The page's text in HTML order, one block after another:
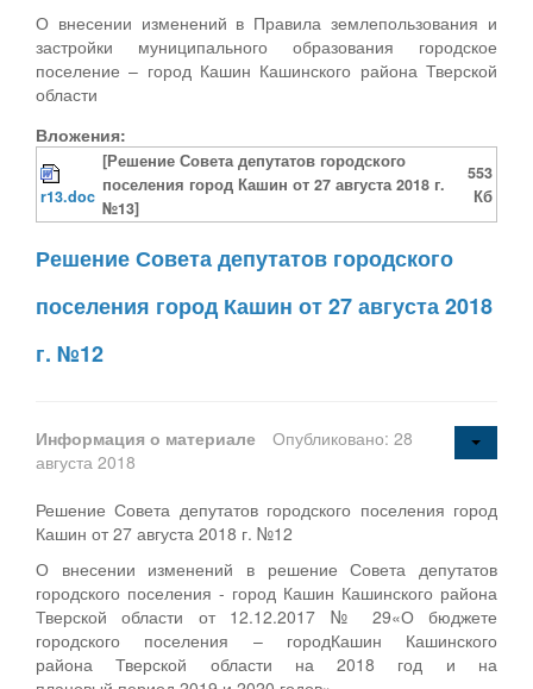
О внесении изменений в Правила землепользования и
застройки муниципального образования городское
поселение – город Кашин Кашинского района Тверской
области
Вложения:
r13.doc
[Решение Совета депутатов городского
поселения город Кашин от 27 августа 2018 г.
№13]
553
Кб
Решение Совета депутатов городского
поселения город Кашин от 27 августа 2018
г. №12
Информация о материале
Опубликовано: 28
августа 2018
Решение Совета депутатов городского поселения город
Кашин от 27 августа 2018 г. №12
О внесении изменений в решение Совета депутатов
городского поселения - город Кашин Кашинского района
Тверской области от 12.12.2017 № 29«О бюджете
городского поселения – городКашин Кашинского
района Тверской области на 2018 год и на